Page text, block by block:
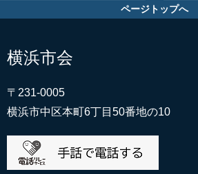
ページトップへ
横浜市会
〒231-0005
横浜市中区本町6丁目50番地の10